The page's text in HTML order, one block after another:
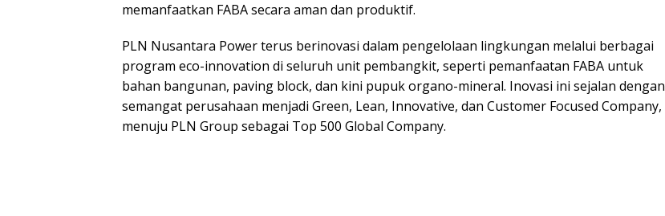
memanfaatkan FABA secara aman dan produktif.
PLN Nusantara Power terus berinovasi dalam pengelolaan lingkungan melalui berbagai
program eco-innovation di seluruh unit pembangkit, seperti pemanfaatan FABA untuk
bahan bangunan, paving block, dan kini pupuk organo-mineral. Inovasi ini sejalan dengan
semangat perusahaan menjadi Green, Lean, Innovative, dan Customer Focused Company,
menuju PLN Group sebagai Top 500 Global Company.